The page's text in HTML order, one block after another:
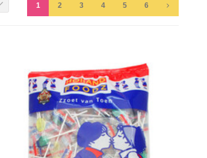
1 2 3 4 5 6